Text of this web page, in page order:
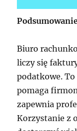
Biuro
liczy się
podatkowe.
pomaga
zapewnia
Korzystanie z